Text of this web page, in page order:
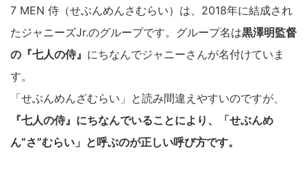
7 MEN 侍（せぶんめんさむらい）は、2018年に結成され
たジャニーズJr.のグループです。グループ名は黒澤明監督
の『七人の侍』 にちなんでジャニーさんが名付けていま
す。
「せぶんめんざむらい」と読み間違えやすいのですが、
『七人の侍』にちなんでいることにより、「せぶんめ
ん”さ”むらい」と呼ぶのが正しい呼び方です。